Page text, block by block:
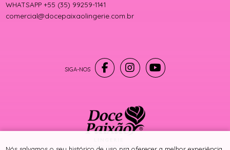
WHATSAPP +55 (35) 99259-1141
comercial@docepaixaolingerie.com.br
® TODOS DIREITOS RESERVADOS